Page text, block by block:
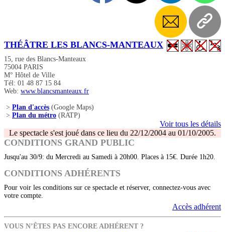
THÉÂTRE LES BLANCS-MANTEAUX
15, rue des Blancs-Manteaux
75004 PARIS
M° Hôtel de Ville
Tél: 01 48 87 15 84
Web: www.blancsmanteaux.fr
> Plan d'accès (Google Maps)
> Plan du métro (RATP)
Voir tous les détails
Le spectacle s'est joué dans ce lieu du 22/12/2004 au 01/10/2005.
CONDITIONS GRAND PUBLIC
Jusqu'au 30/9: du Mercredi au Samedi à 20h00. Places à 15€. Durée 1h20.
CONDITIONS ADHÉRENTS
Pour voir les conditions sur ce spectacle et réserver, connectez-vous avec
votre compte.
Accès adhérent
VOUS N’ÊTES PAS ENCORE ADHÉRENT ?